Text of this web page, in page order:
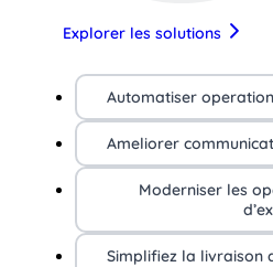
Explorer les solutions
Automatiser
Ameliorer
Moderniser les
Simplifiez la livraison